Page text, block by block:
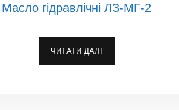
Масло гідравлічні ЛЗ-МГ-2
ЧИТАТИ ДАЛІ